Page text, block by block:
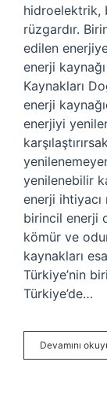
hidroelektrik,
rüzgardır.
edilen
enerji
Kaynakları
enerji
enerjiyi
yenilenebilir
enerji ihtiyacı
birincil enerji
kömür ve
kaynakları
Türkiye’nin
Türkiye’de…
Devamını